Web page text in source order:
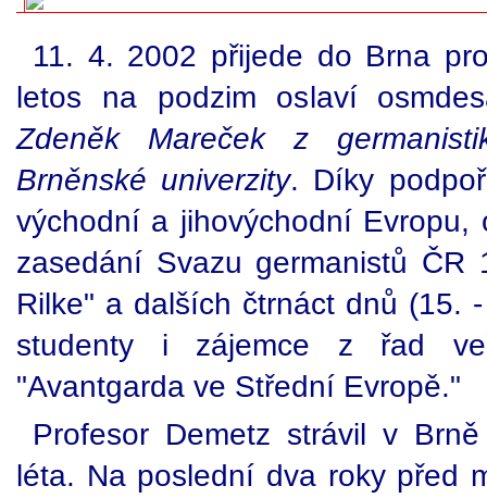
11. 4. 2002 přijede do Brna
letos na podzim oslaví
Zdeněk Mareček z
Brněnské univerzity. Díky
východní a jihovýchodní Evropu,
zasedání Svazu germanistů
Rilke" a dalších čtrnáct dnů (15.
studenty i zájemce z řad
"Avantgarda ve Střední Evropě."
Profesor Demetz strávil v
léta. Na poslední dva roky před